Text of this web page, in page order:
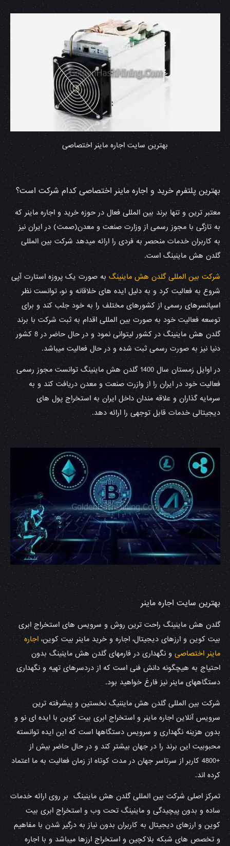
بهترین سایت اجاره ماینر اختصاصی
بهترین پلتفرم خرید و اجاره ماینر اختصاصی کدام شرکت است؟
معتبر ترین و تنها برند بین المللی فعال در حوزه خرید و اجاره ماینر که
به تازگی با مجوز رسمی از وزارت صنعت و معدن(صمت) در ایران نیز
به کاربران خدمات منحصر به فردی را ارائه میدهد شرکت بین المللی
گلدن هش ماینینگ است.
شرکت بین المللی گلدن هش ماینینگ به صورت یک پروزه استارت آپی
شروع به فعالیت کرد و به دلیل ایده های خلاقانه و نو، توانست نظر
اسپانسرهای رسمی از کشورهای مختلف را به خود جلب کند و برای
توسعه فعالیت خود به صورت بین المللی اقدام به ثبت شرکت با برند
گلدن هش ماینینگ در کشور لیتوانی نمود و در حال حاضر در 8 کشور
دنیا نیز به صورت رسمی ثبت شده و در حال فعالیت میباشد.
در اوایل زمستان سال 1400 گلدن هش ماینینگ توانست مجوز رسمی
فعالیت خود در ایران را از وازرت صنعت و معدن دریافت کند و به
سرمایه گذاران و علاقه مندان داخل ایران به استخراج پول های
دیجیتالی خدمات قابل توجهی را ارائه دهد.
بهترین سایت اجاره ماینر
گلدن هش ماینینگ راحت ترین روش و سرویس های استخراج ابری
بیت کوین و ارزهای دیجیتال، اجاره و خرید ماینر بیت کوین،اجاره
ماینر اختصاصی و نگهداری در فارمهای گلدن هش ماینینگ بدون
احتیاج به هیچگونه دانش فنی است که از دردسرهای تهیه و نگهداری
دستگاههای ماینر نیز فارغ خواهید بود.
شرکت بین المللی گلدن هش مایننیگ نخستین و پیشرفته ترین
سرویس آنلاین اجاره ماینر و استخراج ابری بیت کوین با ایده ای نو و
بدون هزینه نگهداری و سرویس دستگاهها است که این ایده توانسته
محبوبیت این برند را در جهان بیشتر کند و در حال حاضر بیش از
+4800 کاربر از سرتاسر جهان در مدت کوتاه از زمان فعالیت به ما اعتماد
کرده اند.
تمرکز اصلی شرکت بین المللی گلدن هش ماینینگ بر روی ارائه خدمات
ساده و بدون پیچیدگی و ماینینگ تحت وب و استخراج ابری بیت
کوین و ارزهای دیجیتال به کاربران بدون نیاز به درگیر شدن با مفاهیم
و تخصص های شبکه بلاکچین و استخراج ارزها میباشد و با اجاره